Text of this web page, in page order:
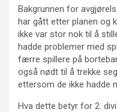
Bakgrunnen for
har gått etter planen og
ikke var stor nok til å
hadde problemer med
færre spillere på
også nødt til å trekke
ettersom de ikke hadde
Hva dette betyr for 2.